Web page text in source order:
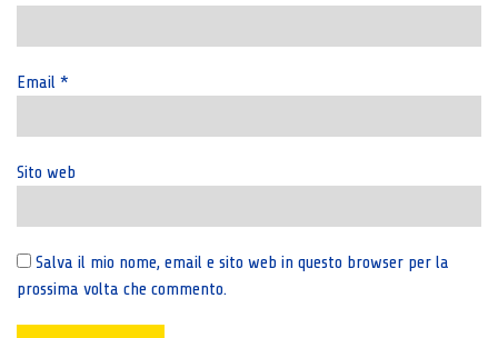
Email *
Sito web
Salva il mio nome, email e sito web in questo browser per la
prossima volta che commento.